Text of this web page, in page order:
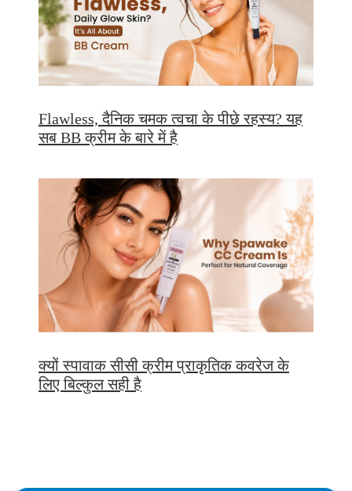
Flawless, दैनिक चमक त्वचा के पीछे रहस्य? यह
सब BB क्रीम के बारे में है
क्यों स्पावाक सीसी क्रीम प्राकृतिक कवरेज के
लिए बिल्कुल सही है